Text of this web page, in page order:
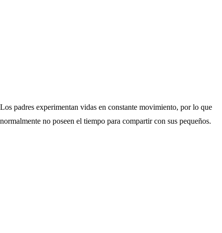
Los padres experimentan vidas en constante movimiento, por lo que
normalmente no poseen el tiempo para compartir con sus pequeños.